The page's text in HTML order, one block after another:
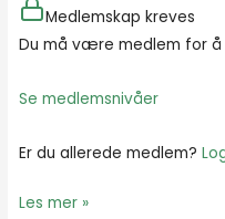
Medlemskap kreves
Du må være medlem for
Se medlemsnivåer
Er du allerede medlem?
Les mer »